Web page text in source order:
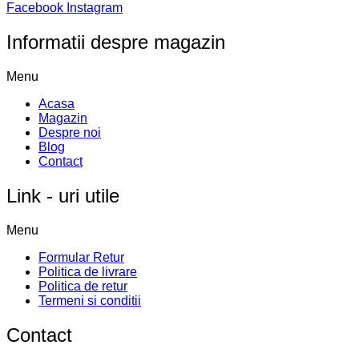
Facebook Instagram
Informatii despre magazin
Menu
Acasa
Magazin
Despre noi
Blog
Contact
Link - uri utile
Menu
Formular Retur
Politica de livrare
Politica de retur
Termeni si conditii
Contact